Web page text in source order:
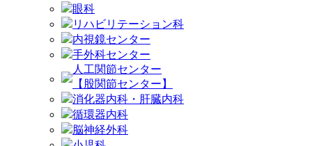
眼科
リハビリテーション科
内視鏡センター
手外科センター
人工関節センター
【股関節センター】
消化器内科・肝臓内科
循環器内科
脳神経外科